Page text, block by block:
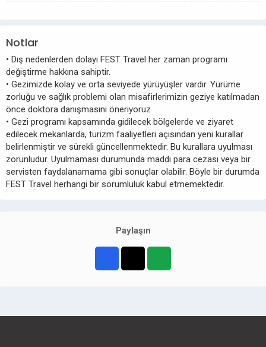
Notlar
• Dış nedenlerden dolayı FEST Travel her zaman programı
değiştirme hakkına sahiptir.
• Gezimizde kolay ve orta seviyede yürüyüşler vardır. Yürüme
zorluğu ve sağlık problemi olan misafirlerimizin geziye katılmadan
önce doktora danışmasını öneriyoruz
• Gezi programı kapsamında gidilecek bölgelerde ve ziyaret
edilecek mekanlarda, turizm faaliyetleri açısından yeni kurallar
belirlenmiştir ve sürekli güncellenmektedir. Bu kurallara uyulması
zorunludur. Uyulmaması durumunda maddi para cezası veya bir
servisten faydalanamama gibi sonuçlar olabilir. Böyle bir durumda
FEST Travel herhangi bir sorumluluk kabul etmemektedir.
Paylaşın